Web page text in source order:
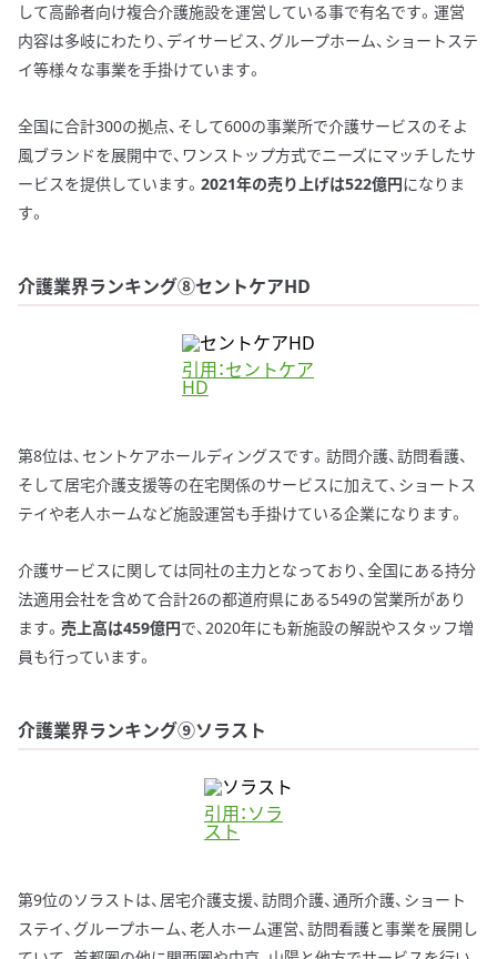
して高齢者向け複合介護施設を運営している事で有名です。運営
内容は多岐にわたり、デイサービス、グループホーム、ショートステ
イ等様々な事業を手掛けています。
全国に合計300の拠点、そして600の事業所で介護サービスのそよ
風ブランドを展開中で、ワンストップ方式でニーズにマッチしたサ
ービスを提供しています。 2021年の売り上げは522億円になりま
す。
介護業界ランキング⑧セントケアHD
引用：セントケア
HD
第8位は、セントケアホールディングスです。訪問介護、訪問看護、
そして居宅介護支援等の在宅関係のサービスに加えて、ショートス
テイや老人ホームなど施設運営も手掛けている企業になります。
介護サービスに関しては同社の主力となっており、全国にある持分
法適用会社を含めて合計26の都道府県にある549の営業所があり
ます。 売上高は459億円で、2020年にも新施設の解説やスタッフ増
員も行っています。
介護業界ランキング⑨ソラスト
引用：ソラ
スト
第9位のソラストは、居宅介護支援、訪問介護、通所介護、ショート
ステイ、グループホーム、老人ホーム運営、訪問看護と事業を展開し